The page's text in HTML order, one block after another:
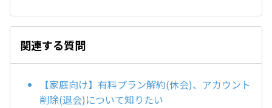
関連する質問
【家庭向け】有料プラン解約(休会)、アカウント
削除(退会)について知りたい